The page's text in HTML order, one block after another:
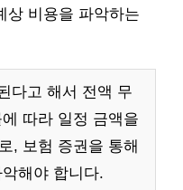
상 비용을 파악하는
다고 해서 전액 무
따라 일정 금액을
, 보험 증권을 통해
해야 합니다.